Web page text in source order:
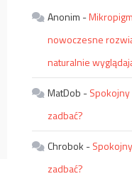
Anonim -
nowoczesne
naturalnie
MatDob -
zadbać?
Chrobok -
zadbać?